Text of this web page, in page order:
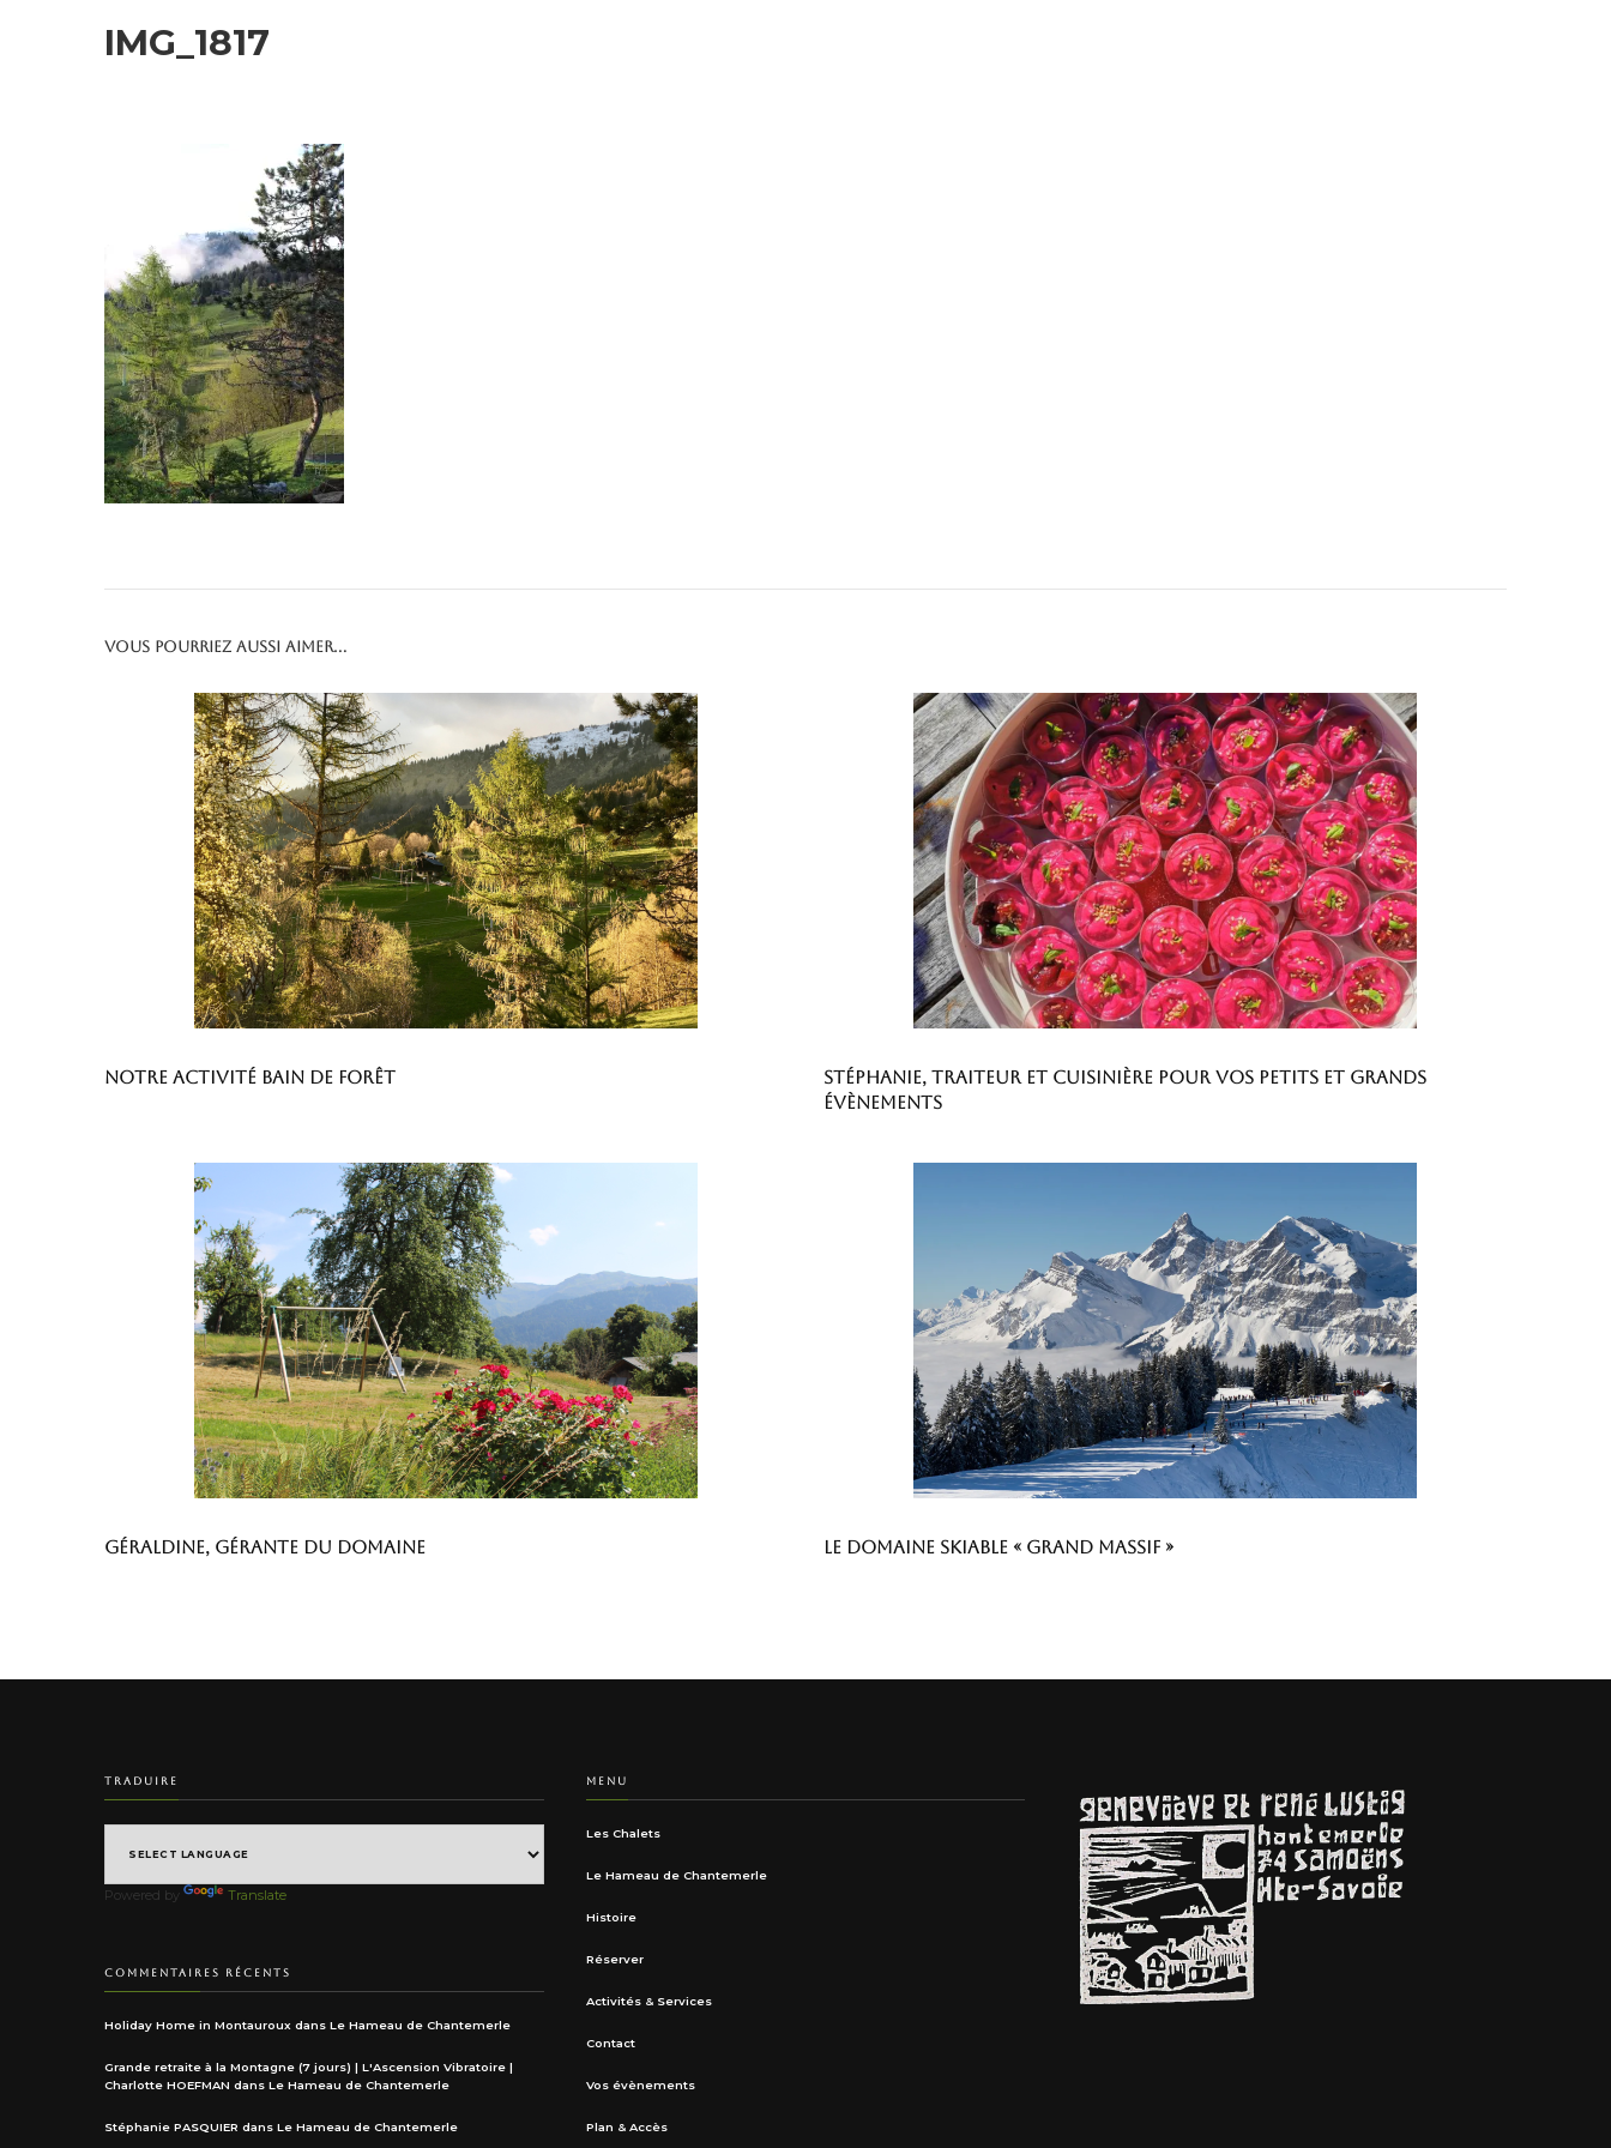
IMG_1817
Vous pourriez aussi aimer...
Notre activité Bain de Forêt
Stéphanie, traiteur et cuisinière pour vos petits et grands
évènements
Géraldine, gérante du domaine Le domaine skiable « Grand Massif »
TRADUIRE
Powered by Translate
COMMENTAIRES RÉCENTS
Holiday Home in Montauroux dans Le Hameau de Chantemerle
Grande retraite à la Montagne (7 jours) | L'Ascension Vibratoire |
Charlotte HOEFMAN dans Le Hameau de Chantemerle
Stéphanie PASQUIER dans Le Hameau de Chantemerle
MENU
Les Chalets
Le Hameau de Chantemerle
Histoire
Réserver
Activités & Services
Contact
Vos évènements
Plan & Accès